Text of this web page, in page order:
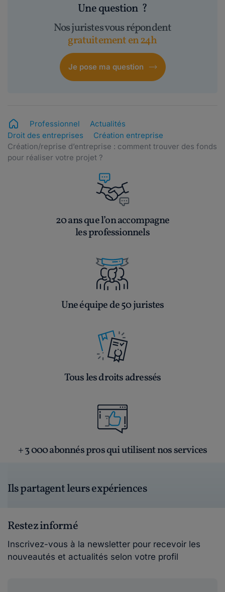
Une question ?
Nos juristes vous répondent
gratuitement en 24h
Je pose ma question
Professionnel
Actualités
Droit des entreprises
Création entreprise
Création/reprise d’entreprise : comment trouver des fonds
pour réaliser votre projet ?
20 ans que l’on accompagne
les professionnels
Une équipe de 50 juristes
Tous les droits adressés
+ 3 000 abonnés pros qui utilisent nos services
Ils partagent leurs expériences
Restez informé
Inscrivez-vous à la newsletter pour recevoir les
nouveautés et actualités selon votre profil